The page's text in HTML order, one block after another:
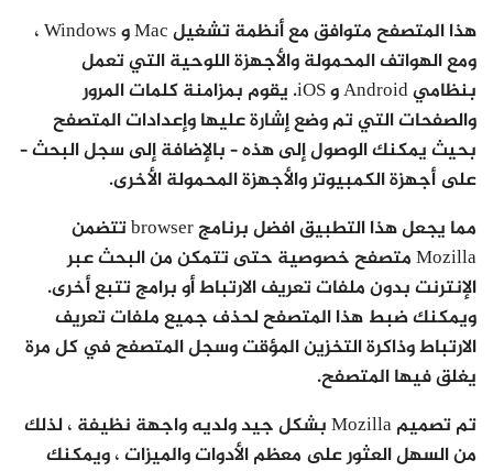
هذا المتصفح متوافق مع أنظمة تشغيل Mac و Windows ،
ومع الهواتف المحمولة والأجهزة اللوحية التي تعمل
بنظامي Android و iOS. يقوم بمزامنة كلمات المرور
والصفحات التي تم وضع إشارة عليها وإعدادات المتصفح
بحيث يمكنك الوصول إلى هذه – بالإضافة إلى سجل البحث –
على أجهزة الكمبيوتر والأجهزة المحمولة الأخرى.
مما يجعل هذا التطبيق افضل برنامج browser تتضمن
Mozilla متصفح خصوصية حتى تتمكن من البحث عبر
الإنترنت بدون ملفات تعريف الارتباط أو برامج تتبع أخرى.
ويمكنك ضبط هذا المتصفح لحذف جميع ملفات تعريف
الارتباط وذاكرة التخزين المؤقت وسجل المتصفح في كل مرة
يغلق فيها المتصفح.
تم تصميم Mozilla بشكل جيد ولديه واجهة نظيفة ، لذلك
من السهل العثور على معظم الأدوات والميزات ، ويمكنك